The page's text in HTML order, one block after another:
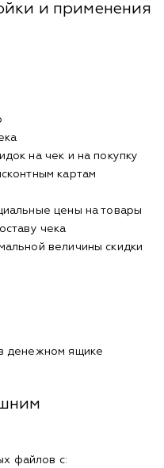
и применения
на чек и на покупку
картам
цены на товары
чека
величины скидки
денежном ящике
файлов с: